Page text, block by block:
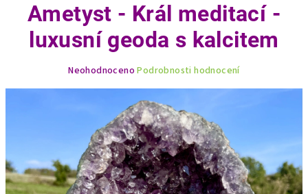
Ametyst - Král meditací -
luxusní geoda s kalcitem
hvězdiček.
Neohodnoceno Podrobnosti hodnocení